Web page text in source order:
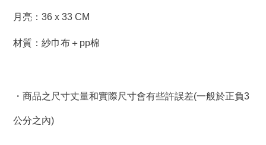
月亮： 36 x 33 CM
材質：紗巾布＋pp棉
・商品之尺寸丈量和實際尺寸會有些許誤差(一般於正負3
公分之內)